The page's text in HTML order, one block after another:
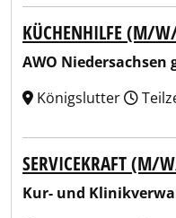
KÜCHENHILFE (M/
AWO Niedersachsen
Königslutter
SERVICEKRAFT (M/
Kur- und